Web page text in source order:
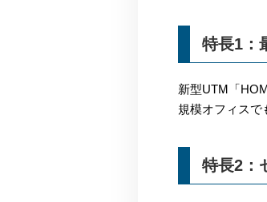
特長1：
新型UTM「
規模オフィスで
特長2：